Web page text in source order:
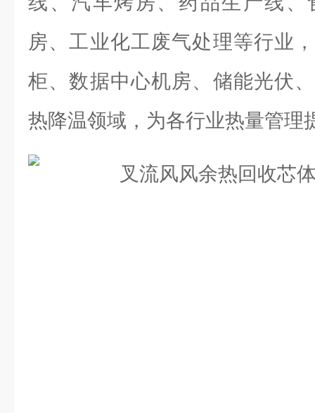
房、工业化工废气处理等行业
柜、数据中心机房、储能光伏
热降温领域，为各行业热量管理